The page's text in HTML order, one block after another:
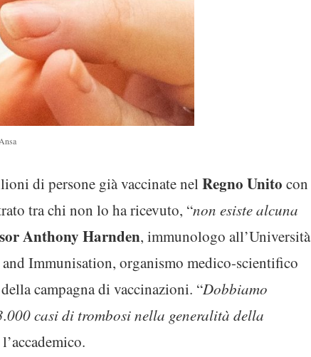
di persone già vaccinate nelRegno Unito con
tra chi non lo ha ricevuto, “non esiste alcuna
Anthony Harnden, immunologo all’Università
Immunisation, organismo medico-scientifico
campagna di vaccinazioni. “Dobbiamo
casi di trombosi nella generalità della